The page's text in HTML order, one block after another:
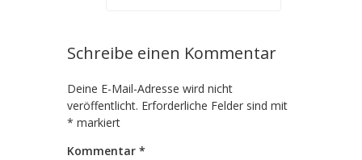
Schreibe einen Kommentar
Deine E-Mail-Adresse wird nicht
veröffentlicht. Erforderliche Felder sind mit
* markiert
Kommentar *